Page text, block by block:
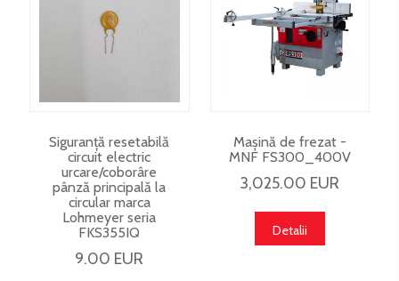
Siguranță resetabilă
circuit electric
urcare/coborâre
pânză principală la
circular marca
Lohmeyer seria
FKS355IQ
9.00 EUR
Mașină de frezat -
MNF FS300_400V
3,025.00 EUR
Detalii